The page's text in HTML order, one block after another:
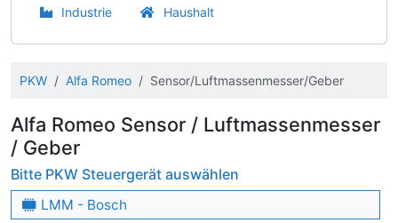
Industrie Haushalt
PKW Alfa Romeo Sensor/Luftmassenmesser/Geber
Alfa Romeo Sensor / Luftmassenmesser
/ Geber
Bitte PKW Steuergerät auswählen
LMM - Bosch